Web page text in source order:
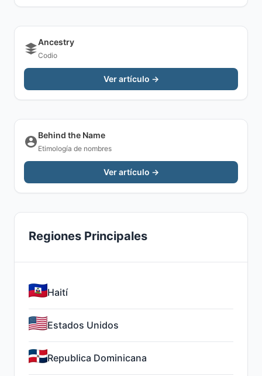
Ancestry
Codio
Ver artículo →
Behind the Name
Etimología de nombres
Ver artículo →
Regiones Principales
Haití
Estados Unidos
Republica Dominicana